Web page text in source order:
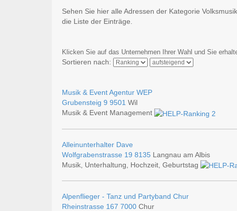
Sehen Sie hier alle Adressen der Kategorie
die Liste der Einträge.
Klicken Sie auf das Unternehmen Ihrer Wahl und Sie
Sortieren nach:
Musik & Event Agentur WEP
Grubensteig 9 9501 Wil
Musik & Event Management
Alleinunterhalter Dave
Wolfgrabenstrasse 19 8135 Langnau am Albis
Musik, Unterhaltung, Hochzeit, Geburtstag
Alpenflieger - Tanz und Partyband Chur
Rheinstrasse 167 7000 Chur